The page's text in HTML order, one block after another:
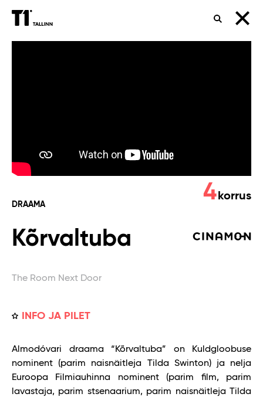
OTSING
DRAAMA
Kõrvaltuba
The Room Next Door
INFO JA PILET
4 korrus
Almodóvari draama “Kõrvaltuba” on Kuldgloobuse
nominent (parim naisnäitleja Tilda Swinton) ja nelja
Euroopa Filmiauhinna nominent (parim film, parim
lavastaja, parim stsenaarium, parim naisnäitleja Tilda